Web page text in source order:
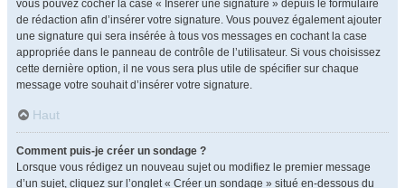
vous pouvez cocher la case « Insérer une signature » depuis le formulaire
de rédaction afin d’insérer votre signature. Vous pouvez également ajouter
une signature qui sera insérée à tous vos messages en cochant la case
appropriée dans le panneau de contrôle de l’utilisateur. Si vous choisissez
cette dernière option, il ne vous sera plus utile de spécifier sur chaque
message votre souhait d’insérer votre signature.
Haut
Comment puis-je créer un sondage ?
Lorsque vous rédigez un nouveau sujet ou modifiez le premier message
d’un sujet, cliquez sur l’onglet « Créer un sondage » situé en-dessous du